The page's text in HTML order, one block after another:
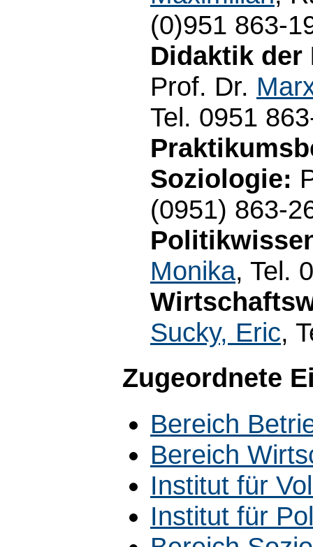
(0)951 863-
Didaktik
Prof. Dr.
Tel. 0951
Soziologie:
(0951) 863-
Monika, Tel.
Sucky, Eric,
Zugeordnete
Bereich
Bereich
Institut für
Institut für